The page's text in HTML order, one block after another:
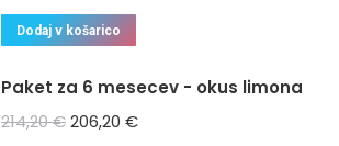
Dodaj v košarico
Paket za 6 mesecev - okus limona
214,20€206,20 €